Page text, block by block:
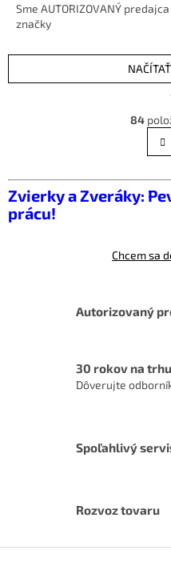
Sme AUTORIZOVANÝ predajca
značky
84
Zvierky a Zveráky:
prácu!
Chcem sa
Autorizovaný
30 rokov na trhu
Dôverujte
Spoľahlivý
Rozvoz tovaru